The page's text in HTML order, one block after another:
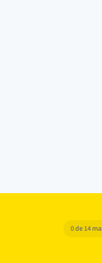
0 de 14